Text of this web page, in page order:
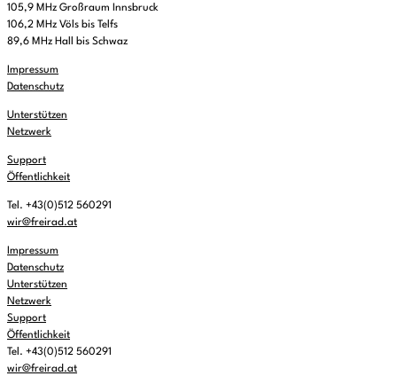
105,9 MHz Großraum Innsbruck
106,2 MHz Völs bis Telfs
89,6 MHz Hall bis Schwaz
Impressum
Datenschutz
Unterstützen
Netzwerk
Support
Öffentlichkeit
Tel. +43(0)512 560291
wir@freirad.at
Impressum
Datenschutz
Unterstützen
Netzwerk
Support
Öffentlichkeit
Tel. +43(0)512 560291
wir@freirad.at